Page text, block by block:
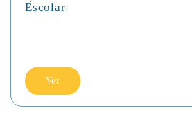
Escolar
Ver